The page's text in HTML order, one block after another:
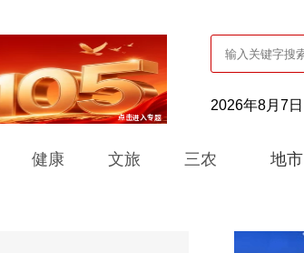
2026年8月7日
健康 文旅 三农 地市